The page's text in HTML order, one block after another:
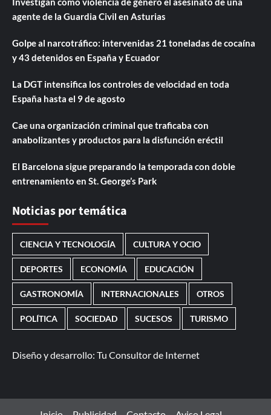
agente de la Guardia Civil en Asturias
Golpe al narcotráfico: intervenidas 21 toneladas de cocaína
y 43 detenidos en España y Ecuador
La DGT intensifica los controles de velocidad en toda
España hasta el 9 de agosto
Cae una organización criminal que traficaba con
anabolizantes y productos para la disfunción eréctil
El Barcelona sigue preparando la temporada con doble
entrenamiento en St. George’s Park
Noticias por temática
CIENCIA Y TECNOLOGÍA CULTURA Y OCIO
DEPORTES ECONOMÍA EDUCACIÓN
GASTRONOMÍA INTERNACIONALES OTROS
POLÍTICA SOCIEDAD SUCESOS TURISMO
Diseño y desarrollo: Tu Consultor de Internet